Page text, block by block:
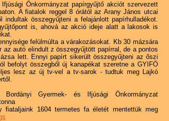
Önkormányzat papírgyűjtő akciót szervezett
A fiatalok reggel 8 órától az Arany János utcai
indultak összegyűjteni a felajánlott papírhulladékot.
is, ahová az akció ideje alatt a lakosok is
felülmúlta a várakozásokat. Kb 30 mázsára
az autó elindult z összegyűjtött papírral, de a pontos
lett. Ennyi papírt sikerült összegyűjteni az őszi
befolyt összegből új kanapékat szeretne a GYIFÖ
lesz az új tv-vel a tv-sarok - tudtuk meg Lajkó
Bordányi Gyermek- és Ifjúsági Önkormányzat
fiataljaink 1604 termetes fa életét mentettük meg